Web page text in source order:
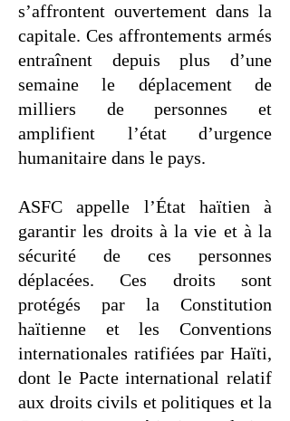
s’affrontent ouvertement dans la
capitale. Ces affrontements armés
entraînent depuis plus d’une
semaine le déplacement de
milliers de personnes et
amplifient l’état d’urgence
humanitaire dans le pays.
ASFC appelle l’État haïtien à
garantir les droits à la vie et à la
sécurité de ces personnes
déplacées. Ces droits sont
protégés par la Constitution
haïtienne et les Conventions
internationales ratifiées par Haïti,
dont le Pacte international relatif
aux droits civils et politiques et la